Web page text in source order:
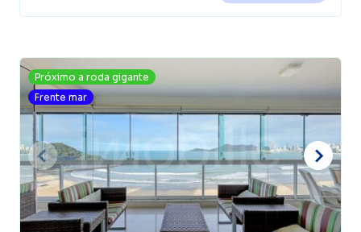
Próximo a roda gigante
Frente mar